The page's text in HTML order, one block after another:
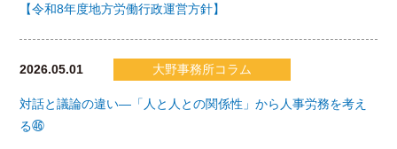
【令和8年度地方労働行政運営方針】
2026.05.01 大野事務所コラム
対話と議論の違い―「人と人との関係性」から人事労務を考え
る㊻